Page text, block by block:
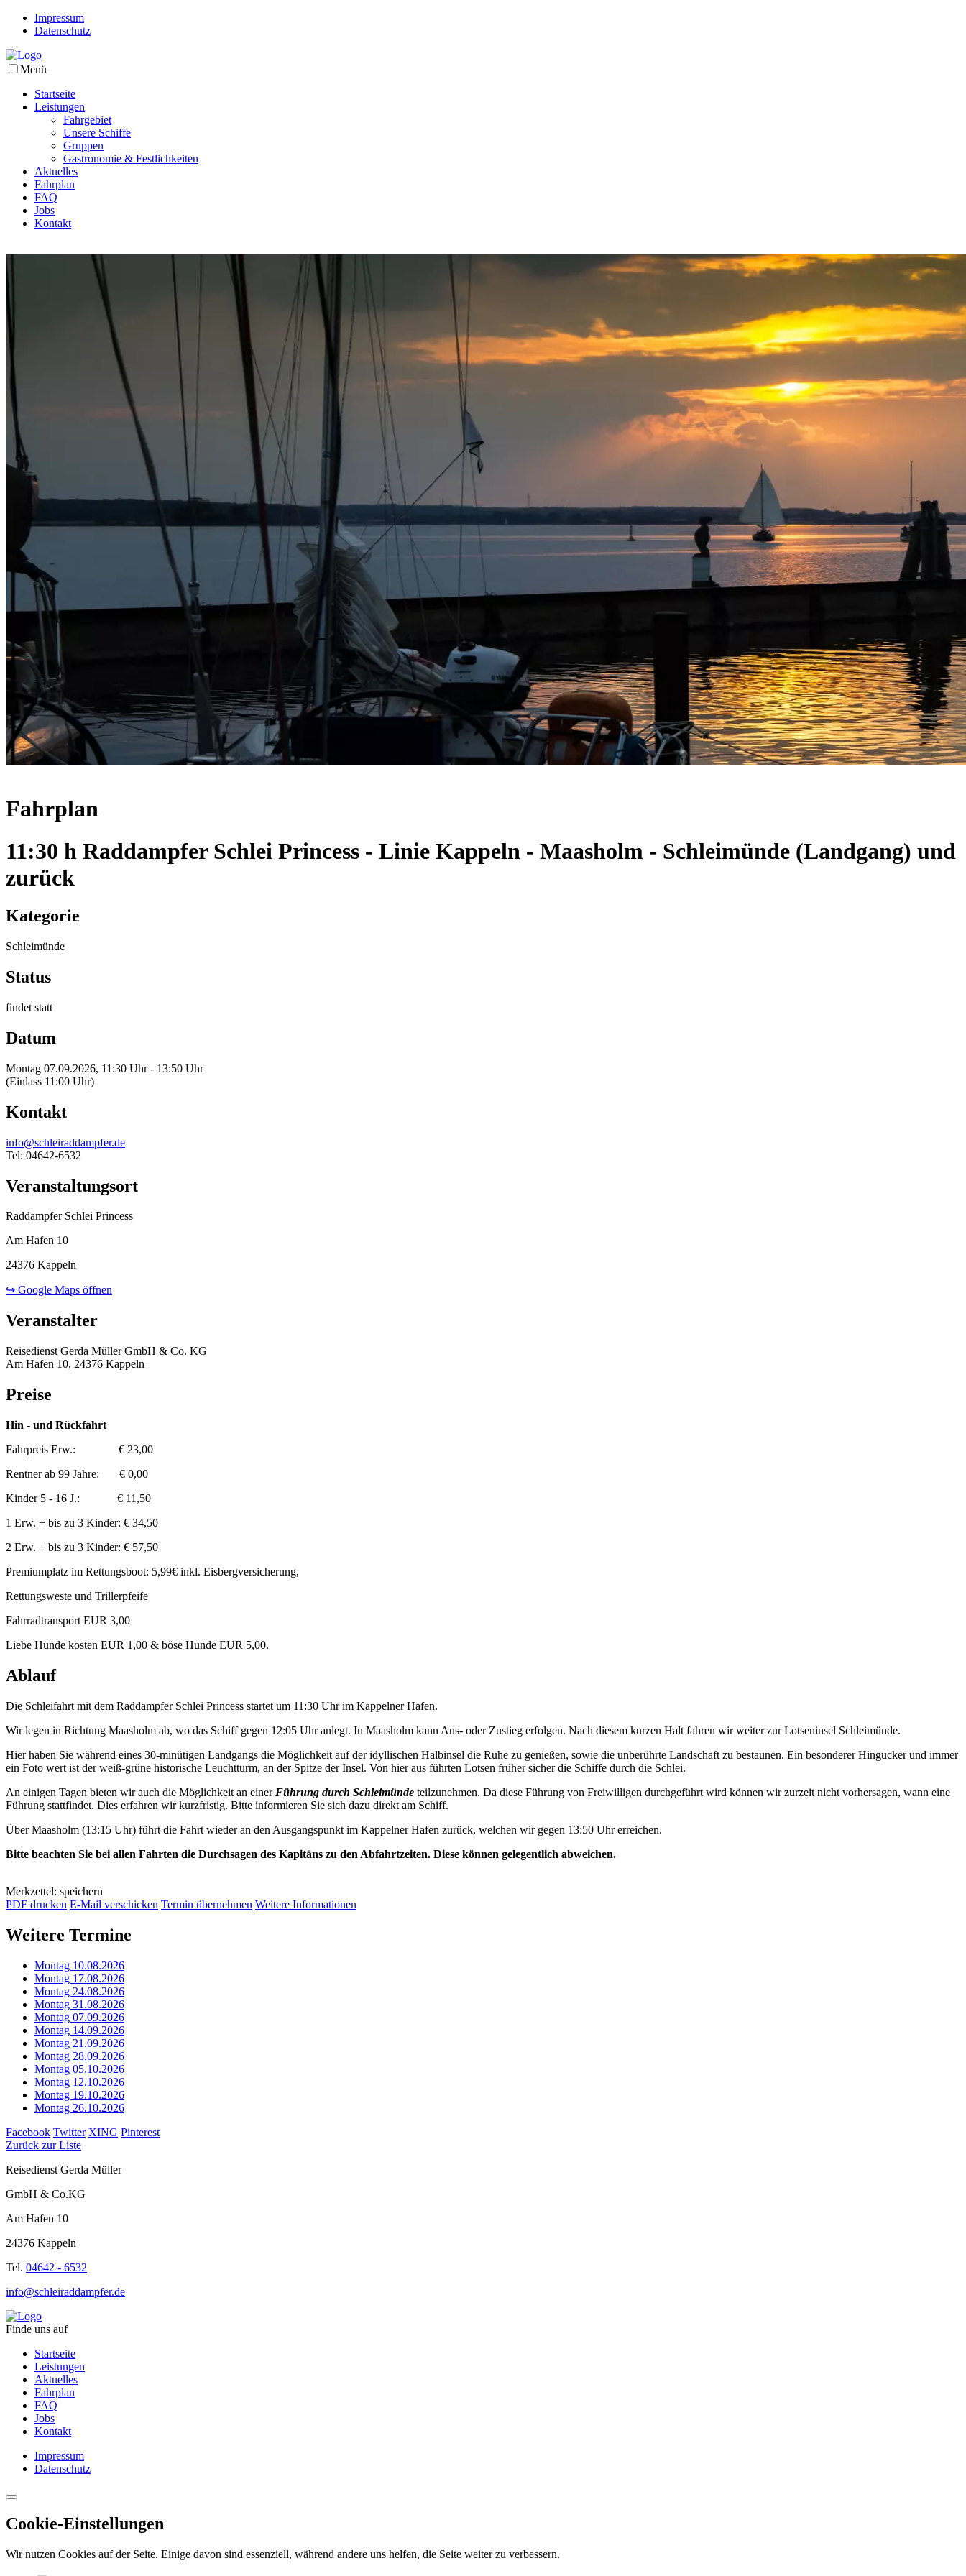
Impressum
Datenschutz
Menü
Startseite
Leistungen
Fahrgebiet
Unsere Schiffe
Gruppen
Gastronomie & Festlichkeiten
Aktuelles
Fahrplan
FAQ
Jobs
Kontakt
Fahrplan
11:30 h Raddampfer Schlei Princess - Linie Kappeln - Maasholm - Schleimünde (Landgang) und
zurück
Kategorie
Schleimünde
Status
findet statt
Datum
Montag 07.09.2026, 11:30 Uhr - 13:50 Uhr
(Einlass 11:00 Uhr)
Kontakt
info@schleiraddampfer.de
Tel: 04642-6532
Veranstaltungsort
Raddampfer Schlei Princess
Am Hafen 10
24376 Kappeln
↪ Google Maps öffnen
Veranstalter
Reisedienst Gerda Müller GmbH & Co. KG
Am Hafen 10, 24376 Kappeln
Preise
Hin - und Rückfahrt
Fahrpreis Erw.: € 23,00
Rentner ab 99 Jahre: € 0,00
Kinder 5 - 16 J.: € 11,50
1 Erw. + bis zu 3 Kinder: € 34,50
2 Erw. + bis zu 3 Kinder: € 57,50
Premiumplatz im Rettungsboot: 5,99€ inkl. Eisbergversicherung,
Rettungsweste und Trillerpfeife
Fahrradtransport EUR 3,00
Liebe Hunde kosten EUR 1,00 & böse Hunde EUR 5,00.
Ablauf
Die Schleifahrt mit dem Raddampfer Schlei Princess startet um 11:30 Uhr im Kappelner Hafen.
Wir legen in Richtung Maasholm ab, wo das Schiff gegen 12:05 Uhr anlegt. In Maasholm kann Aus- oder Zustieg erfolgen. Nach diesem kurzen Halt fahren wir weiter zur Lotseninsel Schleimünde.
Hier haben Sie während eines 30-minütigen Landgangs die Möglichkeit auf der idyllischen Halbinsel die Ruhe zu genießen, sowie die unberührte Landschaft zu bestaunen. Ein besonderer Hingucker und immer
ein Foto wert ist der weiß-grüne historische Leuchtturm, an der Spitze der Insel. Von hier aus führten Lotsen früher sicher die Schiffe durch die Schlei.
An einigen Tagen bieten wir auch die Möglichkeit an einer Führung durch Schleimünde teilzunehmen. Da diese Führung von Freiwilligen durchgeführt wird können wir zurzeit nicht vorhersagen, wann eine
Führung stattfindet. Dies erfahren wir kurzfristig. Bitte informieren Sie sich dazu direkt am Schiff.
Über Maasholm (13:15 Uhr) führt die Fahrt wieder an den Ausgangspunkt im Kappelner Hafen zurück, welchen wir gegen 13:50 Uhr erreichen.
Bitte beachten Sie bei allen Fahrten die Durchsagen des Kapitäns zu den Abfahrtzeiten. Diese können gelegentlich abweichen.
Merkzettel: speichern
PDF drucken E-Mail verschicken Termin übernehmen Weitere Informationen
Weitere Termine
Montag 10.08.2026
Montag 17.08.2026
Montag 24.08.2026
Montag 31.08.2026
Montag 07.09.2026
Montag 14.09.2026
Montag 21.09.2026
Montag 28.09.2026
Montag 05.10.2026
Montag 12.10.2026
Montag 19.10.2026
Montag 26.10.2026
Facebook Twitter XING Pinterest
Zurück zur Liste
Reisedienst Gerda Müller
GmbH & Co.KG
Am Hafen 10
24376 Kappeln
Tel. 04642 - 6532
info@schleiraddampfer.de
Finde uns auf
Startseite
Leistungen
Aktuelles
Fahrplan
FAQ
Jobs
Kontakt
Impressum
Datenschutz
Cookie-Einstellungen
Wir nutzen Cookies auf der Seite. Einige davon sind essenziell, während andere uns helfen, die Seite weiter zu verbessern.